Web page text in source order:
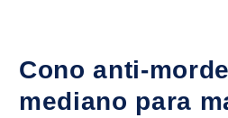
Cono anti-
mediano para